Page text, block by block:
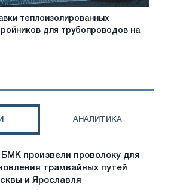
теплоизолированных
для трубопроводов на
АНАЛИТИКА
БМК произвели проволоку для
трамвайных путей
и Ярославля